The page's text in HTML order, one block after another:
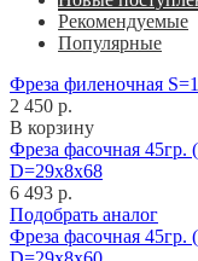
Рекомендуемые
Популярные
Фреза филеночная
2 450 р.
В корзину
Фреза фасочная
D=29x8x68
6 493 р.
Подобрать аналог
Фреза фасочная